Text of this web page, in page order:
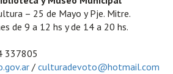
– 25 de Mayo y Pje. Mitre.
de 9 a 12 hs y de 14 a 20 hs.
337805
/ culturadevoto@hotmail.com